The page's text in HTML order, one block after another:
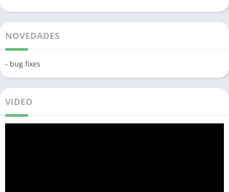
NOVEDADES
- bug fixes
VIDEO